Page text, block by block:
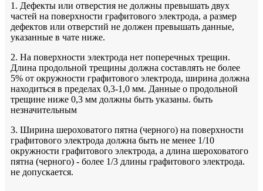
1. Дефекты или отверстия не должны превышать двух
частей на поверхности графитового электрода, а размер
дефектов или отверстий не должен превышать данные,
указанные в чате ниже.
2. На поверхности электрода нет поперечных трещин.
Длина продольной трещины должна составлять не более
5% от окружности графитового электрода, ширина должна
находиться в пределах 0,3-1,0 мм. Данные о продольной
трещине ниже 0,3 мм должны быть указаны. быть
незначительным
3. Ширина шероховатого пятна (черного) на поверхности
графитового электрода должна быть не менее 1/10
окружности графитового электрода, а длина шероховатого
пятна (черного) - более 1/3 длины графитового электрода.
не допускается.